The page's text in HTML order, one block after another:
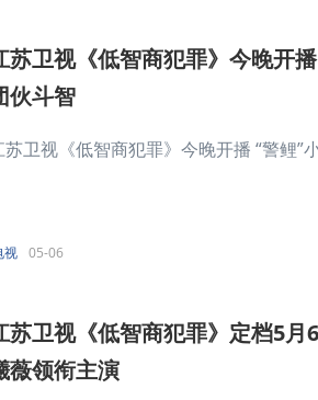
苏卫视《低智商犯罪》今晚开
伙斗智
苏卫视《低智商犯罪》今晚开播 “警鲤”
视 05-06
苏卫视《低智商犯罪》定档5月
薇领衔主演